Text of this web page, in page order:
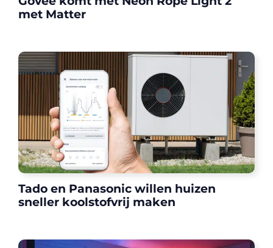
met Matter
Tado en Panasonic willen huizen
sneller koolstofvrij maken